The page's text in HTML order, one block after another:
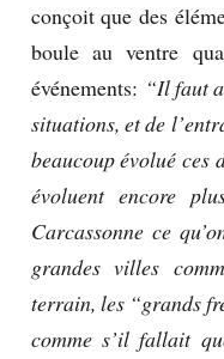
conçoit que des
boule au ventre
événements: “Il faut
situations, et de
beaucoup évolué ces
évoluent encore
Carcassonne ce
grandes villes
terrain, les “grands
comme s’il fallait